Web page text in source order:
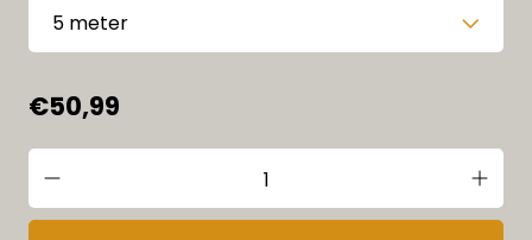
€50,99